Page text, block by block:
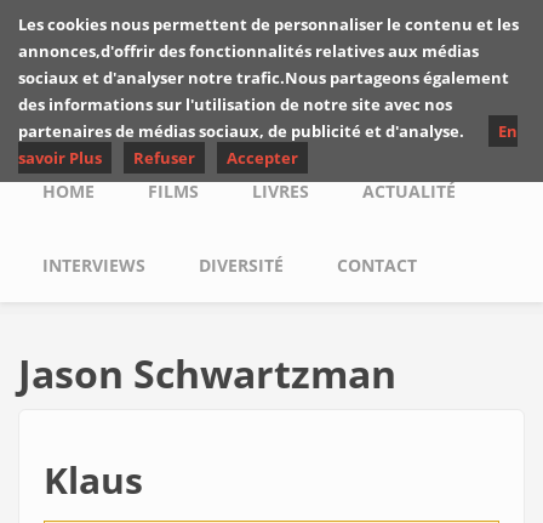
Skip to main content
Les critiques de
Yuyine
Main menu
HOME FILMS LIVRES ACTUALITÉ
INTERVIEWS DIVERSITÉ CONTACT
Jason Schwartzman
Klaus
Les cookies nous permettent de personnaliser le contenu et les
annonces,d'offrir des fonctionnalités relatives aux médias
sociaux et d'analyser notre trafic.Nous partageons également
des informations sur l'utilisation de notre site avec nos
partenaires de médias sociaux, de publicité et d'analyse.
En
savoir Plus
Refuser Accepter